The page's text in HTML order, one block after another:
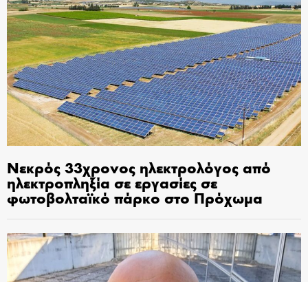
Νεκρός 33χρονος ηλεκτρολόγος από
ηλεκτροπληξία σε εργασίες σε
φωτοβολταϊκό πάρκο στο Πρόχωμα